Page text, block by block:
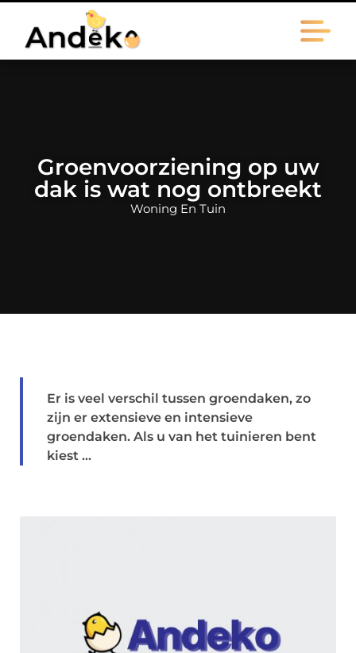
Groenvoorziening op uw
dak is wat nog ontbreekt
Woning En Tuin
Er is veel verschil tussen groendaken, zo
zijn er extensieve en intensieve
groendaken. Als u van het tuinieren bent
kiest ...